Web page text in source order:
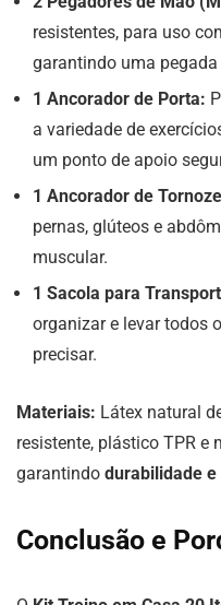
resistentes, para uso
garantindo uma
1 Ancorador de Porta:
a variedade de
um ponto de apoio
1 Ancorador de
pernas, glúteos e
muscular.
1 Sacola para
organizar e levar todos
precisar.
Materiais: Látex natural
resistente, plástico TPR e
garantindo durabilidade e
Conclusão e